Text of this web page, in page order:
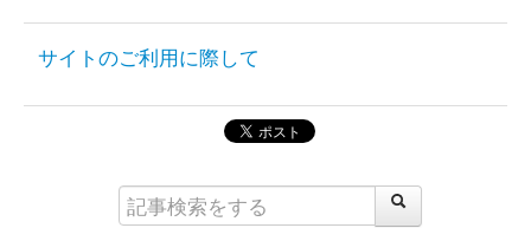
サイトのご利用に際して